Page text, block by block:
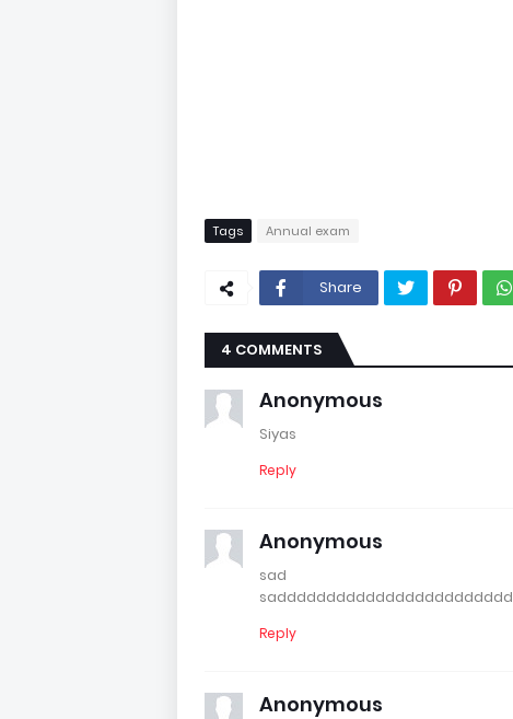
Tags Annual exam
Share
4 COMMENTS
Anonymous
Siyas
Reply
Anonymous
sad
sadddddddddddddddddddddddd
Reply
Anonymous